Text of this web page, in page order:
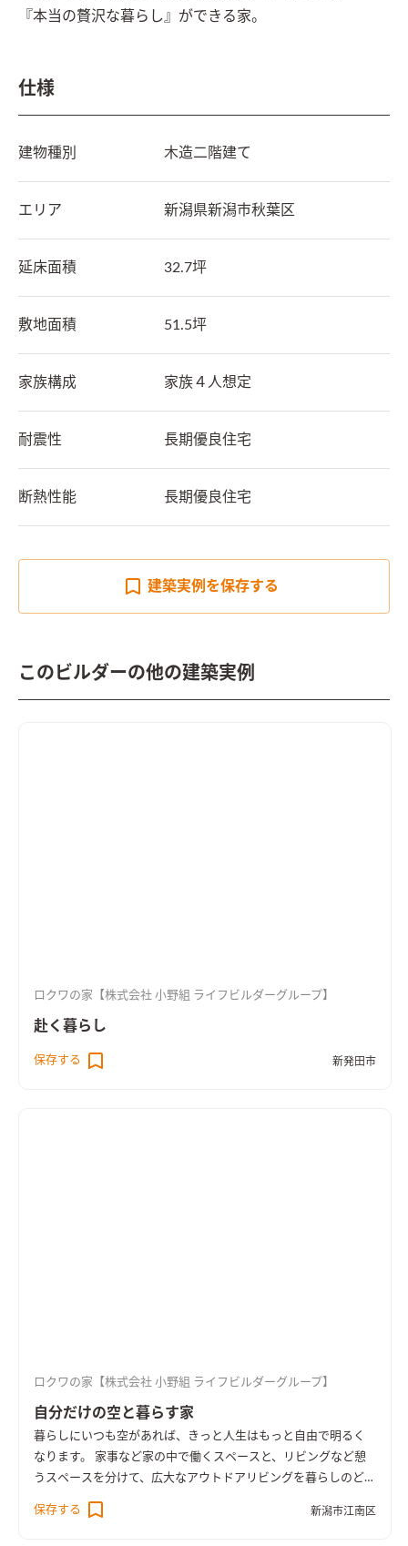
『本当の贅沢な暮らし』ができる家。
仕様
建物種別 木造二階建て
エリア 新潟県新潟市秋葉区
延床面積 32.7坪
敷地面積 51.5坪
家族構成 家族４人想定
耐震性 長期優良住宅
断熱性能 長期優良住宅
建築実例を保存する
このビルダーの他の建築実例
ロクワの家【株式会社 小野組 ライフビルダーグループ】
赴く暮らし
保存する 新発田市
ロクワの家【株式会社 小野組 ライフビルダーグループ】
自分だけの空と暮らす家
暮らしにいつも空があれば、きっと人生はもっと自由で明るく
なります。 家事など家の中で働くスペースと、リビングなど憩
うスペースを分けて、広大なアウトドアリビングを暮らしのど真
空があります。 おうじ時間を大切に考えた、家族みんなが健や
保存する 新潟市江南区